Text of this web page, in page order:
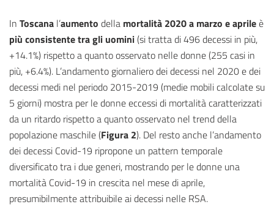
In Toscana l’aumento della mortalità 2020 a marzo e aprileè
più consistente tra gli uomini(si tratta di 496 decessi in più,
+14.1%) rispetto a quanto osservato nelle donne (255 casi in
più, +6.4%). L’andamento giornaliero dei decessi nel 2020 e dei
decessi medi nel periodo 2015-2019 (medie mobili calcolate su
5 giorni) mostra per le donne eccessi di mortalità caratterizzati
da un ritardo rispetto a quanto osservato nel trend della
popolazione maschile (Figura 2). Del resto anche l’andamento
dei decessi Covid-19 ripropone un pattern temporale
diversificato tra i due generi, mostrando per le donne una
mortalità Covid-19 in crescita nel mese di aprile,
presumibilmente attribuibile ai decessi nelle RSA.